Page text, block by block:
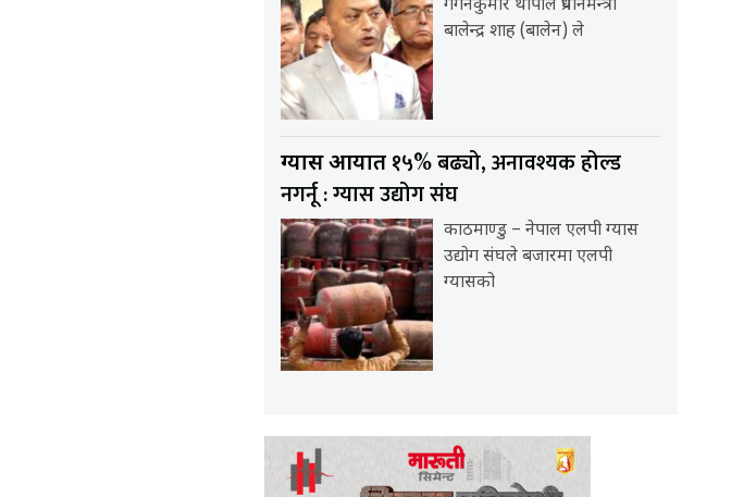
गगनकुमार थापाले प्रधानमन्त्री
बालेन्द्र शाह (बालेन) ले
ग्यास आयात १५% बढ्यो, अनावश्यक होल्ड
नगर्नू : ग्यास उद्योग संघ
काठमाण्डु – नेपाल एलपी ग्यास
उद्योग संघले बजारमा एलपी
ग्यासको